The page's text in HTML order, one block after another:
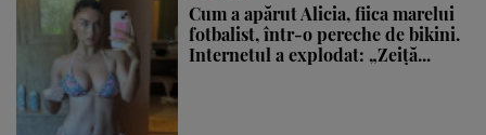
Cum a apărut Alicia, fiica marelui
fotbalist, într-o pereche de bikini.
Internetul a explodat: „Zeiță...